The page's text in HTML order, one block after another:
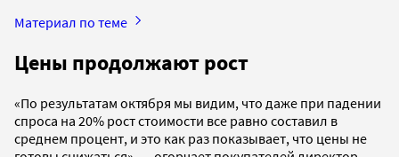
Материал по теме
Цены продолжают рост
«По результатам октября мы видим, что даже при падении
спроса на 20% рост стоимости все равно составил в
среднем процент, и это как раз показывает, что цены не